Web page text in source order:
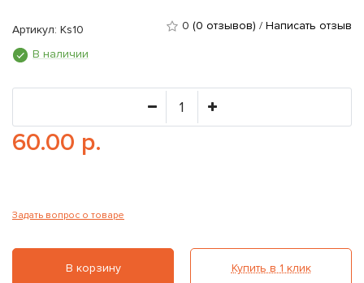
Артикул: Ks10 0 (0 отзывов) / Написать отзыв
В наличии
60.00 р.
Задать вопрос о товаре
В корзину Купить в 1 клик